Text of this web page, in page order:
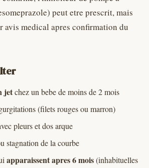
peut etre prescrit, mais
avis medical apres confirmation du
jetchez un bebe de moins de 2 mois
(filets rouges ou marron)
pleurs et dos arque
stagnation de la courbe
apparaissent apres 6 mois(inhabituelles